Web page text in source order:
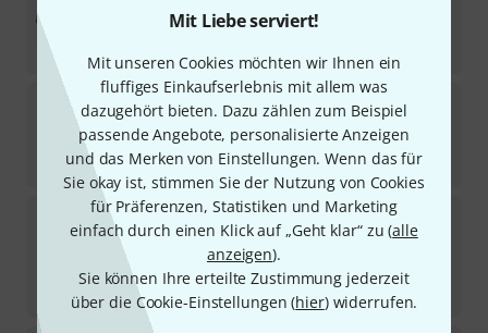
Mit Liebe serviert!
Mit unseren Cookies möchten wir Ihnen ein
fluffiges Einkaufserlebnis mit allem was
dazugehört bieten. Dazu zählen zum Beispiel
passende Angebote, personalisierte Anzeigen
und das Merken von Einstellungen. Wenn das für
Sie okay ist, stimmen Sie der Nutzung von Cookies
für Präferenzen, Statistiken und Marketing
einfach durch einen Klick auf „Geht klar“ zu (alle
anzeigen).
Sie können Ihre erteilte Zustimmung jederzeit
über die Cookie-Einstellungen (hier) widerrufen.
3
In 4–5 Wochen lieferbar
Millenium
Sofort lieferbar
29 €
MilleniumLoop Tape
24
Sofort lieferbar
4,90 €
0,98€/ m